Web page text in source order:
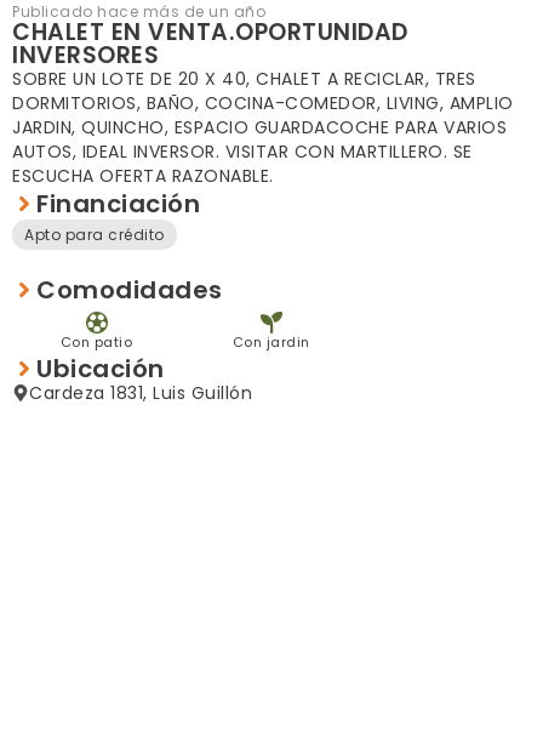
Publicado hace más de un año
CHALET EN VENTA.OPORTUNIDAD
INVERSORES
SOBRE UN LOTE DE 20 X 40, CHALET A RECICLAR, TRES
DORMITORIOS, BAÑO, COCINA-COMEDOR, LIVING, AMPLIO
JARDIN, QUINCHO, ESPACIO GUARDACOCHE PARA VARIOS
AUTOS, IDEAL INVERSOR. VISITAR CON MARTILLERO. SE
ESCUCHA OFERTA RAZONABLE.
Financiación
Apto para crédito
Comodidades
Con patio Con jardin
Ubicación
Cardeza 1831, Luis Guillón